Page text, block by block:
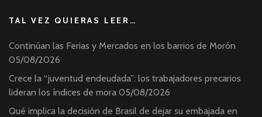
TAL VEZ QUIERAS LEER…
Continúan las Ferias y Mercados en los barrios de Morón
05/08/2026
Crece la “juventud endeudada”: los trabajadores precarios
lideran los índices de mora 05/08/2026
Qué implica la decisión de Brasil de dejar su embajada en